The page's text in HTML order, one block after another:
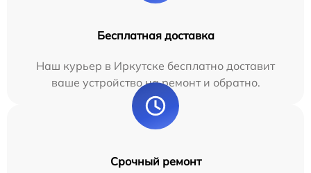
Бесплатная доставка
Наш курьер в Иркутске бесплатно доставит
ваше устройство на ремонт и обратно.
Срочный ремонт